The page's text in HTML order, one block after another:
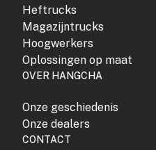
Heftrucks
Magazijntrucks
Hoogwerkers
Oplossingen op maat
OVER HANGCHA
Onze geschiedenis
Onze dealers
CONTACT